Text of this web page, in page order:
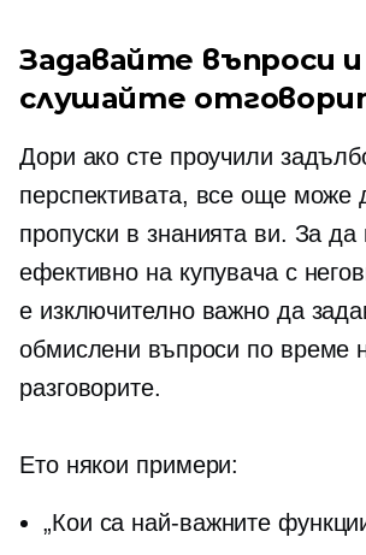
Задавайте въпроси и
слушайте
Дори ако сте проучили
перспективата, все още може
пропуски в знанията ви. За да
ефективно на купувача с
е изключително важно да
обмислени въпроси по време
разговорите.
Ето някои примери:
„Кои са най-важните